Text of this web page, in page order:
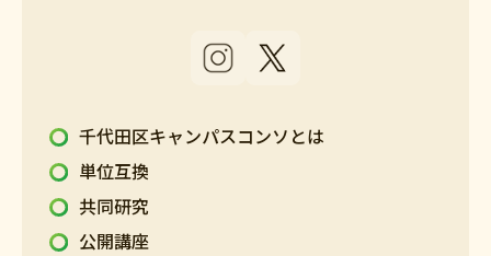
千代田区キャンパスコンソとは
単位互換
共同研究
公開講座